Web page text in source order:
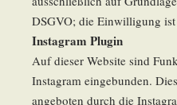
DSGVO; die Einwilligung
Instagram Plugin
Auf dieser Website sind
Instagram eingebunden.
angeboten durch die